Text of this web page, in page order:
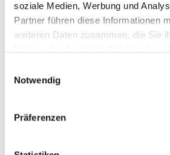
soziale Medien, Werbung und
Partner führen diese Informationen
weiteren Daten zusammen, die Sie
Notwendig
Präferenzen
PDF57 KIB
Mini-Fahrplan 2026 (Gültig
02.09.2026)
Betreiber
https://www.rsvg.de